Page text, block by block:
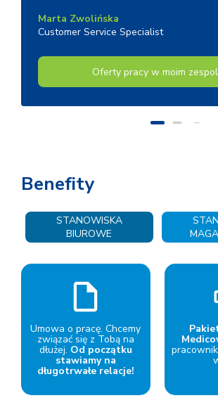
Marta Zwolińska
Customer Service Specialist
Oferty pracy w moim
Benefity
STANOWISKA
BIUROWE
Umowa o pracę. Chcemy
związać się z Tobą na
dłużej. Od początku
stawiamy na
długotrwałe relacje!